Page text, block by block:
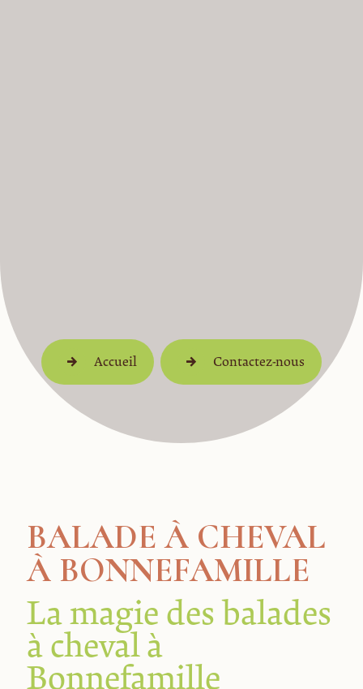
Accueil Contactez-nous
BALADE À CHEVAL
À BONNEFAMILLE
La magie des balades
à cheval à
Bonnefamille